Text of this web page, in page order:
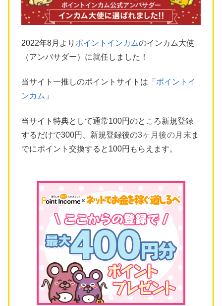
2022年8月より ポイントインカムのインカム大使
（アンバサダー）に就任しました！
当サイト一推しのポイントサイトは「 ポイントイ
ンカム 」
当サイト特典として通常100円のところ新規登録
するだけで300円、新規登録後の3ヶ月後の月末 ま
でにポイント交換すると100円もらえます。